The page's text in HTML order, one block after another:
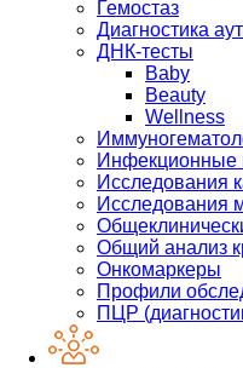
Гемостаз
Диагностика
ДНК-тесты
Baby
Beauty
Wellness
Инфекционные
Исследования
Исследования
Общий анализ
Онкомаркеры
Профили
ПЦР